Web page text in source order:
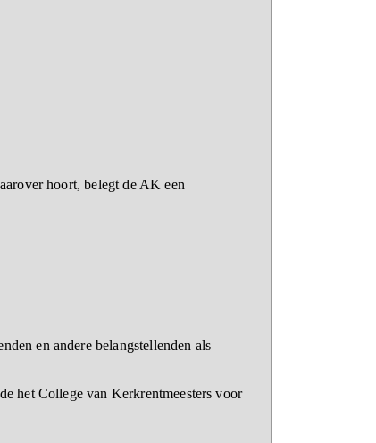
hoort, belegt de AK een
en andere belangstellenden als
het College van Kerkrentmeesters voor